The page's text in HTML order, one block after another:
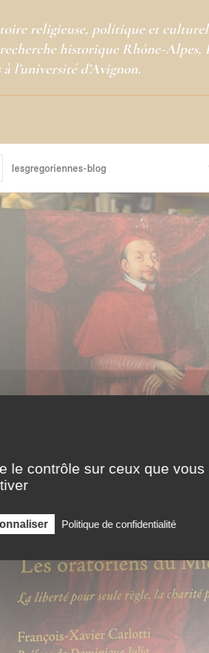
religieuse, politique et
historique Rhône-
l’université d’Avignon.
le contrôle sur ceux que vous
Politique de confidentialité